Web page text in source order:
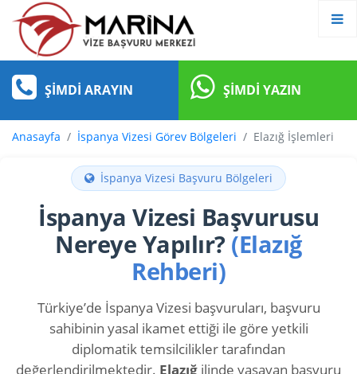
ŞIMDI ARAYIN ŞIMDI YAZIN
Anasayfa İspanya Vizesi Görev Bölgeleri Elazığ İşlemleri
İspanya Vizesi Başvuru Bölgeleri
İspanya Vizesi Başvurusu
Nereye Yapılır? (Elazığ
Rehberi)
Türkiye’de İspanya Vizesi başvuruları, başvuru
sahibinin yasal ikamet ettiği ile göre yetkili
diplomatik temsilcilikler tarafından
değerlendirilmektedir. Elazığ ilinde yaşayan başvuru